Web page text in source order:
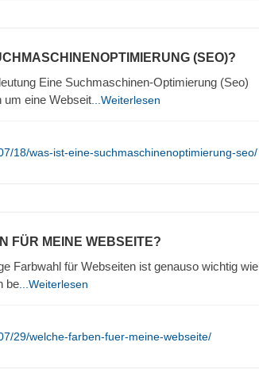
(SEO)?
Eine Suchmaschinen-Optimierung (Seo)
um eine Webseit ...Weiterlesen
18/was-ist-eine-suchmaschinenoptimierung-seo/
FÜR MEINE WEBSEITE?
Farbwahl für Webseiten ist genauso wichtig wie
be ...Weiterlesen
29/welche-farben-fuer-meine-webseite/